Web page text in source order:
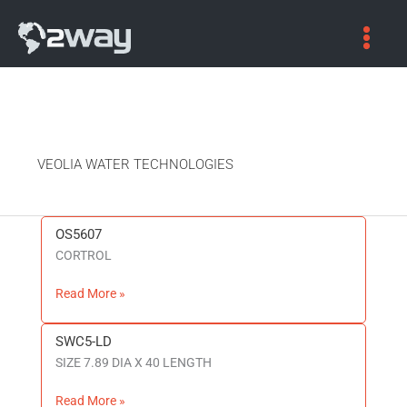
VEOLIA WATER TECHNOLOGIES
OS5607
CORTROL
OS5607
Read More »
SWC5-LD
SIZE 7.89 DIA X 40 LENGTH
SWC5-
LD
Read More »